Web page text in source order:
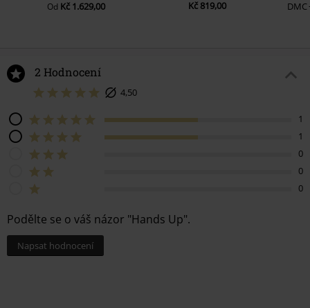
Od Kč 1.629,00 Kč 819,00 DMC
2 Hodnocení
4,50
1
1
0
0
0
Podělte se o váš názor "Hands Up".
Napsat hodnocení